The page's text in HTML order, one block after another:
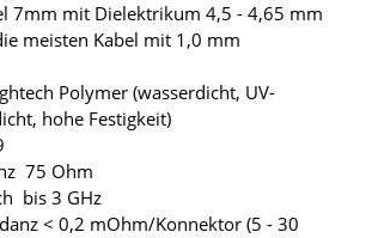
7mm mit Dielektrikum 4,5 - 4,65 mm
meisten Kabel mit 1,0 mm
Polymer (wasserdicht, UV-
hohe Festigkeit)
75 Ohm
bis 3 GHz
< 0,2 mOhm/Konnektor (5 - 30